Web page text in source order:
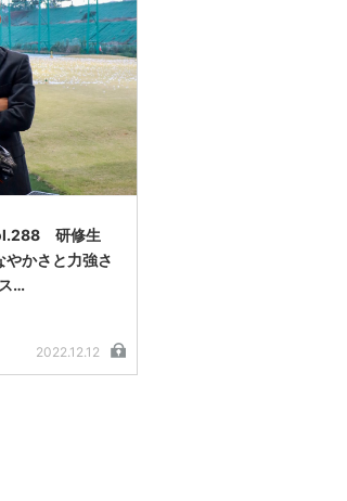
研修生
かさと力強さ
…
2022.12.12